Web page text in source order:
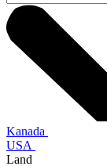
Kanada
USA
Land